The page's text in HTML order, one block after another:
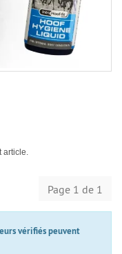
Page 1 de 1
vérifiés peuvent